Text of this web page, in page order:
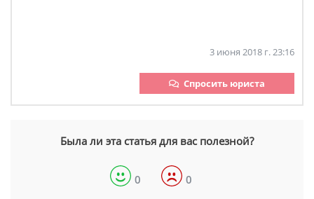
3 июня 2018 г. 23:16
Спросить юриста
Была ли эта статья для вас полезной?
0 0